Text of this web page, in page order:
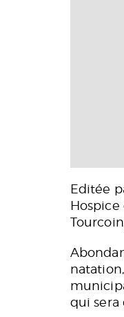
Editée
qui sera